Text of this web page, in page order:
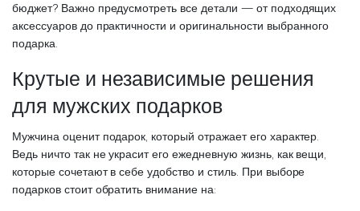
бюджет? Важно предусмотреть все детали — от подходящих
аксессуаров до практичности и оригинальности выбранного
подарка.
Крутые и независимые решения
для мужских подарков
Мужчина оценит подарок, который отражает его характер.
Ведь ничто так не украсит его ежедневную жизнь, как вещи,
которые сочетают в себе удобство и стиль. При выборе
подарков стоит обратить внимание на: